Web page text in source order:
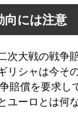
向には注意
次大戦の戦争
リシャは今そ
賠償を要求し
ユーロとは何